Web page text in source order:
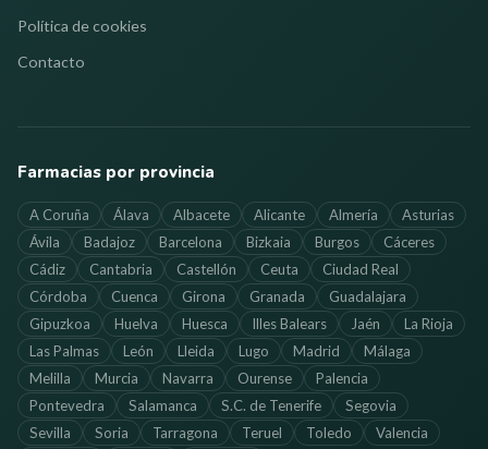
Política de cookies
Contacto
Farmacias por provincia
A Coruña Álava Albacete Alicante Almería
Asturias
Ávila
Badajoz Barcelona Bizkaia Burgos
Cáceres
Cádiz
Cantabria Castellón Ceuta
Ciudad Real
Córdoba
Cuenca Girona Granada
Guadalajara
Gipuzkoa
Huelva Huesca Illes Balears Jaén
La Rioja
Las Palmas
León Lleida Lugo Madrid
Málaga
Melilla
Murcia Navarra Ourense
Palencia
Pontevedra
Salamanca S.C. de Tenerife
Segovia
Sevilla
Soria Tarragona Teruel Toledo Valencia